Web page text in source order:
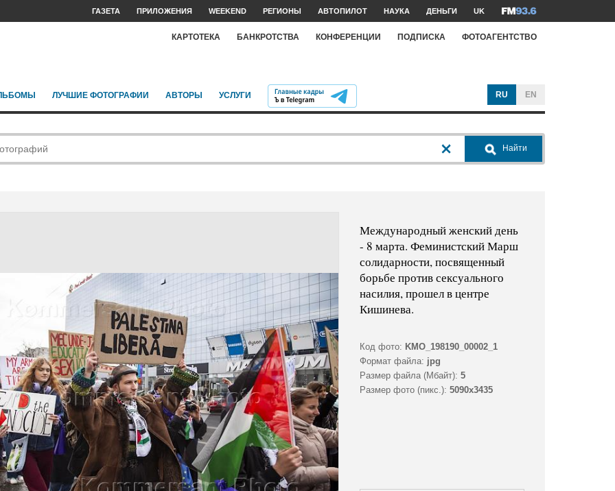
ГАЗЕТА ПРИЛОЖЕНИЯ WEEKEND РЕГИОНЫ АВТОПИЛОТ НАУКА ДЕНЬГИ UK
КАРТОТЕКА БАНКРОТСТВА КОНФЕРЕНЦИИ ПОДПИСКА ФОТОАГЕНТСТВО
ЛУЧШИЕ ФОТОГРАФИИ АВТОРЫ УСЛУГИ RU EN
Найти
Международный женский день
- 8 марта. Феминистский Марш
солидарности, посвященный
борьбе против сексуального
насилия, прошел в центре
Кишинева.
Код фото: KMO_198190_00002_1
Формат файла: jpg
Размер файла (Мбайт): 5
Размер фото (пикс.): 5090x3435